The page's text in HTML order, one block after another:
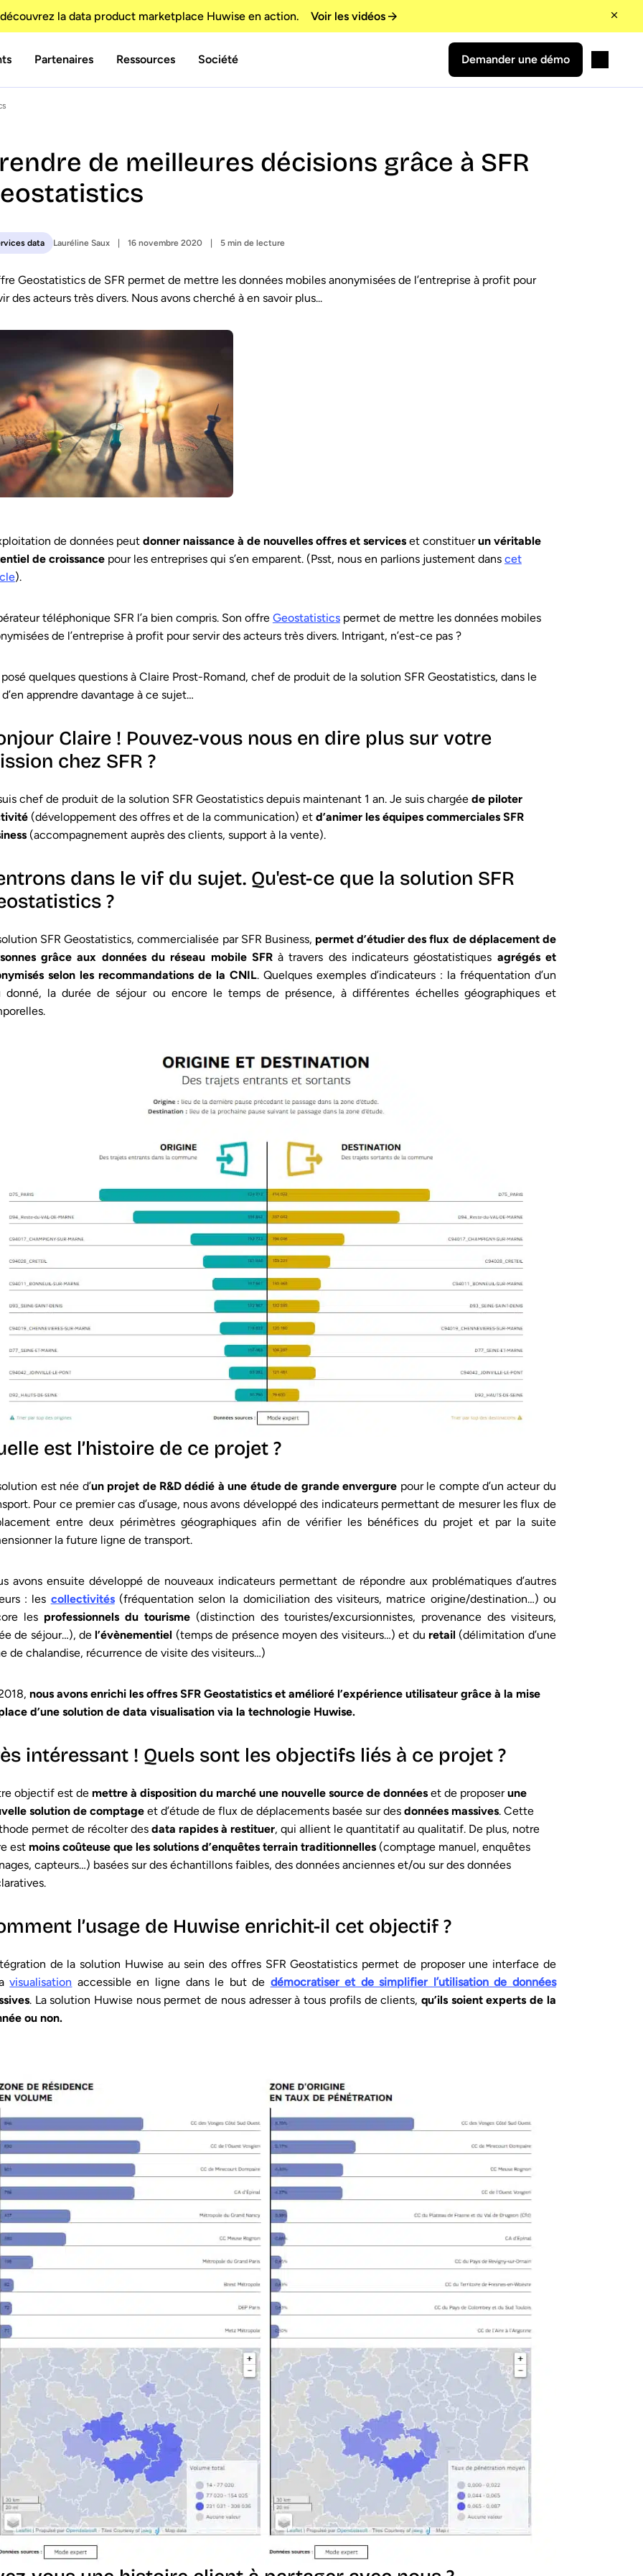
la data product marketplace Huwise en action. Voir les vidéos
Partenaires Ressources Société Demander une démo
de meilleures décisions grâce à SFR
data Lauréline Saux 16 novembre 2020 5 min de lecture
Geostatistics de SFR permet de mettre les données mobiles anonymisées de l’entreprise à profit pour
des acteurs très divers. Nous avons cherché à en savoir plus...
de données peut donner naissance à de nouvelles offres et serviceset constituerun véritable
de croissancepour les entreprises qui s’en emparent. (Psst, nous en parlions justement dans cet
).
téléphonique SFR l’a bien compris. Son offre Geostatisticspermet de mettre les données mobiles
de l’entreprise à profit pour servir des acteurs très divers. Intrigant, n’est-ce pas ?
posé quelques questions à Claire Prost-Romand, chef de produit de la solution SFR Geostatistics, dans le
apprendre davantage à ce sujet…
Claire ! Pouvez-vous nous en dire plus sur votre
chez SFR ?
chef de produit de la solution SFR Geostatistics depuis maintenant 1 an. Je suis chargée de piloter
(développement des offres et de la communication) et d’animer les équipes commerciales SFR
(accompagnement auprès des clients, support à la vente).
dans le vif du sujet. Qu'est-ce que la solution SFR
?
SFR Geostatistics, commercialisée par SFR Business, permet d’étudier des flux de déplacement de
grâce aux données du réseau mobile SFRà travers des indicateurs géostatistiques agrégés et
selon les recommandations de la CNIL. Quelques exemples d’indicateurs : la fréquentation d’un
donné, la durée de séjour ou encore le temps de présence, à différentes échelles géographiques et
est l’histoire de ce projet ?
est née d’un projet de R&D dédié à une étude de grande envergure pour le compte d’un acteur du
Pour ce premier cas d’usage, nous avons développé des indicateurs permettant de mesurer les flux de
entre deux périmètres géographiques afin de vérifier les bénéfices du projet et par la suite
la future ligne de transport.
avons ensuite développé de nouveaux indicateurs permettant de répondre aux problématiques d’autres
: les collectivités(fréquentation selon la domiciliation des visiteurs, matrice origine/destination…) ou
les professionnels du tourisme(distinction des touristes/excursionnistes, provenance des visiteurs,
de séjour…), del’évènementiel (temps de présence moyen des visiteurs…) et duretail (délimitation d’une
de chalandise, récurrence de visite des visiteurs…)
nous avons enrichi les offres SFR Geostatistics et amélioré l’expérience utilisateur grâce à la mise
d’une solution de data visualisation via la technologie Huwise.
intéressant ! Quels sont les objectifs liés à ce projet ?
objectif est de mettre à disposition du marché une nouvelle source de données et de proposerune
solution de comptageet d’étude de flux de déplacements basée sur des données massives. Cette
permet de récolter des data rapides à restituer, qui allient le quantitatif au qualitatif. De plus, notre
est moins coûteuse que les solutions d’enquêtes terrain traditionnelles(comptage manuel, enquêtes
capteurs…) basées sur des échantillons faibles, des données anciennes et/ou sur des données
l’usage de Huwise enrichit-il cet objectif ?
de la solution Huwise au sein des offres SFR Geostatistics permet de proposer une interface de
visualisation accessible en ligne dans le but de démocratiser et de simplifier l’utilisation de données
. La solution Huwise nous permet de nous adresser à tous profils de clients, qu’ils soient experts de la
ou non.